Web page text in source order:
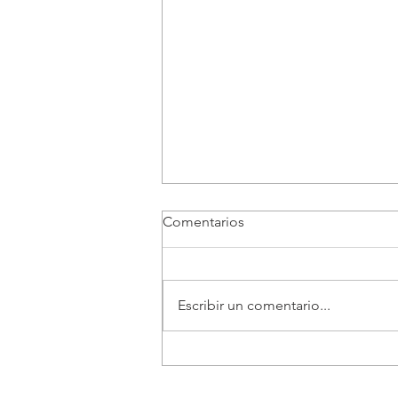
Comentarios
Escribir un comentario...